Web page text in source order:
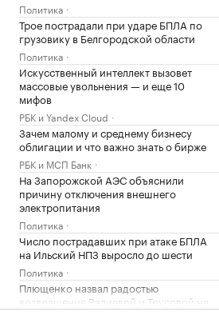
Политика
Трое пострадали при ударе БПЛА по
грузовику в Белгородской области
Политика
Искусственный интеллект вызовет
массовые увольнения — и еще 10
мифов
РБК и Yandex Cloud
Зачем малому и среднему бизнесу
облигации и что важно знать о бирже
РБК и МСП Банк
На Запорожской АЭС объяснили
причину отключения внешнего
электропитания
Политика
Число пострадавших при атаке БПЛА
на Ильский НПЗ выросло до шести
Политика
Плющенко назвал радостью
возвращение Валиевой и Трусовой на
турниры ISU